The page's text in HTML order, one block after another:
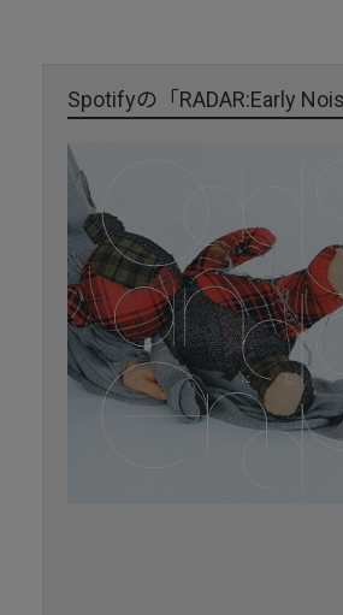
Spotifyの「RADAR:Early